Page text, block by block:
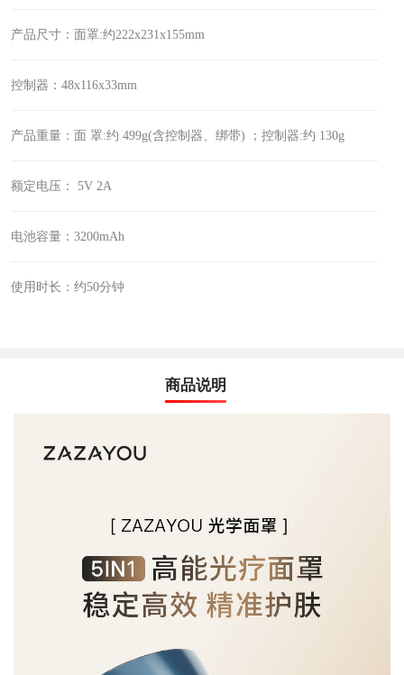
产品尺寸：面罩:约222x231x155mm
控制器：48x116x33mm
产品重量：面 罩:约 499g(含控制器、绑带) ；控制器:约 130g
额定电压： 5V 2A
电池容量：3200mAh
使用时长：约50分钟
商品说明